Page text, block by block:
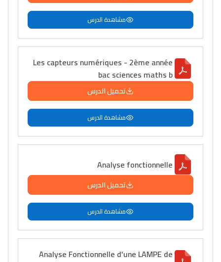
مشاهدة الدرس
Les capteurs numériques - 2ème année
bac sciences maths b
تحميل الدرس
مشاهدة الدرس
Analyse fonctionnelle
تحميل الدرس
مشاهدة الدرس
Analyse Fonctionnelle d'une LAMPE de